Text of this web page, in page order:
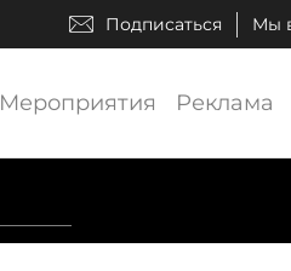
Подписаться Мы
Мероприятия Реклама